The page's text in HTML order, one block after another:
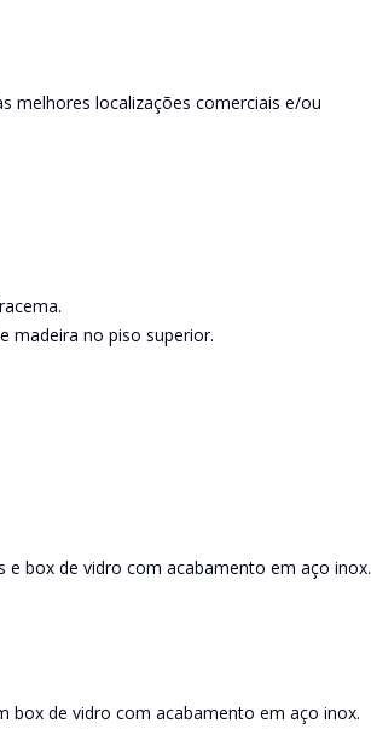
melhores localizações comerciais e/ou
madeira no piso superior.
box de vidro com acabamento em aço inox.
box de vidro com acabamento em aço inox.